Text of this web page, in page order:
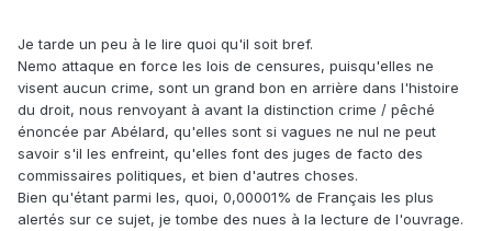
Je tarde un peu à le lire quoi qu'il soit bref.
Nemo attaque en force les lois de censures, puisqu'elles ne
visent aucun crime, sont un grand bon en arrière dans l'histoire
du droit, nous renvoyant à avant la distinction crime / pêché
énoncée par Abélard, qu'elles sont si vagues ne nul ne peut
savoir s'il les enfreint, qu'elles font des juges de facto des
commissaires politiques, et bien d'autres choses.
Bien qu'étant parmi les, quoi, 0,00001% de Français les plus
alertés sur ce sujet, je tombe des nues à la lecture de l'ouvrage.